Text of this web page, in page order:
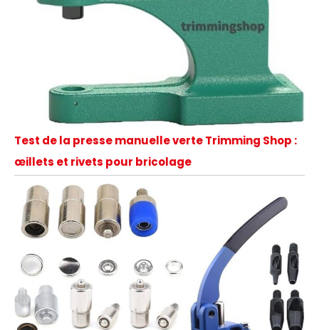
Test de la presse manuelle verte Trimming Shop :
œillets et rivets pour bricolage